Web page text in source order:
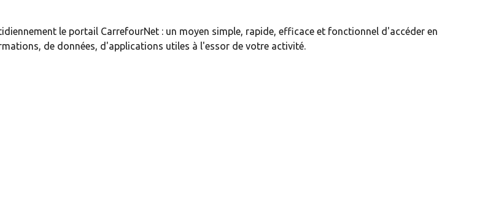
le portail CarrefourNet : un moyen simple, rapide, efficace et fonctionnel d'accéder en
de données, d'applications utiles à l'essor de votre activité.